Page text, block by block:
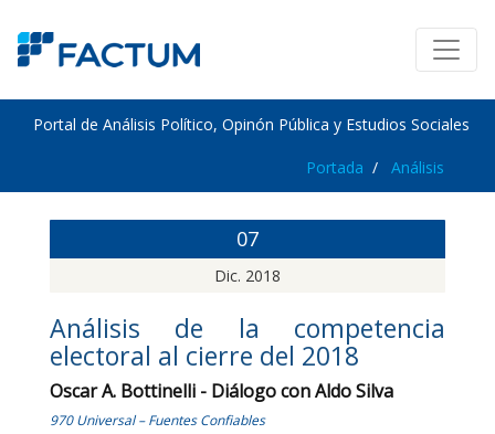
Portal de Análisis Político, Opinón Pública y Estudios Sociales
Portada Análisis
07
Dic. 2018
Análisis de la competencia
electoral al cierre del 2018
Oscar A. Bottinelli - Diálogo con Aldo Silva
970 Universal – Fuentes Confiables